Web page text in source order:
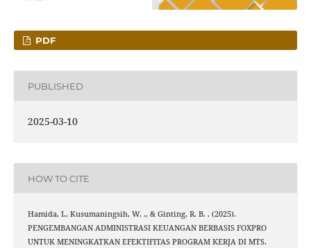
PDF
PUBLISHED
2025-03-10
HOW TO CITE
Hamida, I., Kusumaningsih, W. ., & Ginting, R. B. . (2025).
PENGEMBANGAN ADMINISTRASI KEUANGAN BERBASIS FOXPRO
UNTUK MENINGKATKAN EFEKTIFITAS PROGRAM KERJA DI MTS.